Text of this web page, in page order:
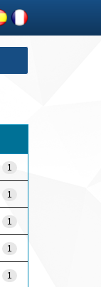
1
1
1
1
1